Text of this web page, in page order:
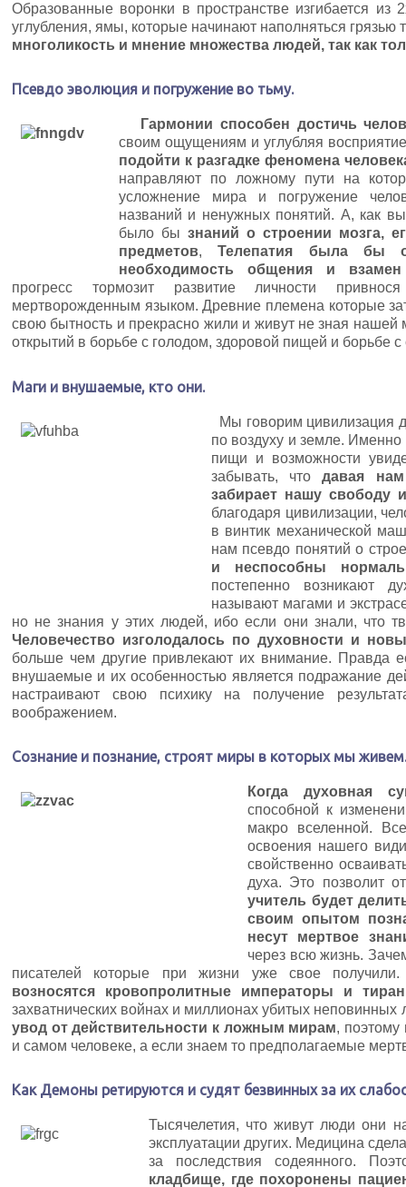
Образованные воронки в пространстве изгибается
углубления, ямы, которые начинают наполняться грязью
многоликость и мнение множества людей, так как
Псевдо эволюция и погружение во тьму.
Гармонии способен достичь
своим ощущениям и углубляя
подойти к разгадке феномена
направляют по ложному пути на
усложнение мира и погружение
названий и ненужных понятий. А, как
было бы знаний о строении мозга,
предметов,Телепатия была бы
необходимость общения и
прогресс тормозит развитие личности
мертворожденным языком. Древние племена которые
свою бытность и прекрасно жили и живут не зная нашей
открытий в борьбе с голодом, здоровой пищей и борьбе
Маги и внушаемые, кто они.
Мы говорим цивилизация
по воздуху и земле.
пищи и возможности
забывать, что давая нам
забирает нашу свободу
благодаря цивилизации,
в винтик механической
нам псевдо понятий о
и неспособны
постепенно возникают
называют магами и
но не знания у этих людей, ибо если они знали, что
Человечество изголодалось по духовности и
больше чем другие привлекают их внимание. Правда
внушаемые и их особенностью является подражание
настраивают свою психику на получение
воображением.
Сознание и познание, строят миры в которых мы живем.
Когда духовная
способной к
макро вселенной.
освоения нашего
свойственно
духа. Это позволит
учитель будет
своим опытом
несут мертвое
через всю жизнь.
писателей которые при жизни уже свое получили.
возносятся кровопролитные императоры и
захватнических войнах и миллионах убитых
увод от действительности к ложным мирам, поэтому
и самом человеке, а если знаем то предполагаемые
Как Демоны ретируются и судят безвинных за их
Тысячелетия, что живут люди они
эксплуатации других. Медицина
за последствия содеянного.
кладбище, где похоронены